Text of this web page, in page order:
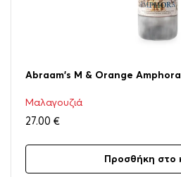
Abraam’s M & Orange
Μαλαγουζιά
27.00 €
Προσθήκη στο